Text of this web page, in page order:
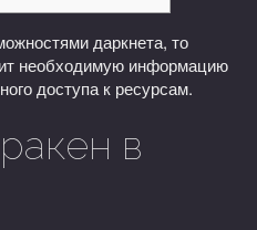
даркнета, то
необходимую информацию
доступа к ресурсам.
в